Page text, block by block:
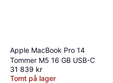
Apple MacBook Pro 14
Tommer M5 16 GB USB-C
31 839 kr
Tomt på lager